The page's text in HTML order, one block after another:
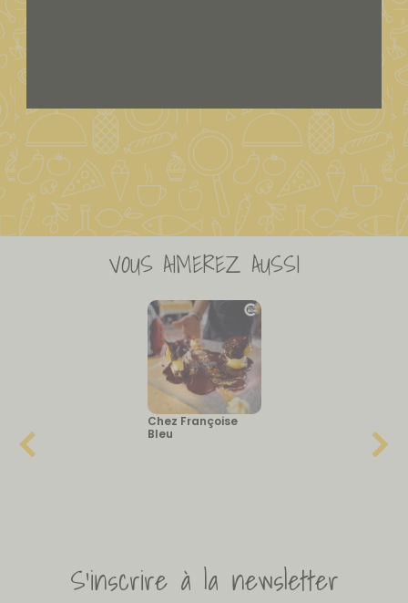
VOUS AIMEREZ AUSSI
Chez Françoise
Bleu
S'inscrire à la newsletter